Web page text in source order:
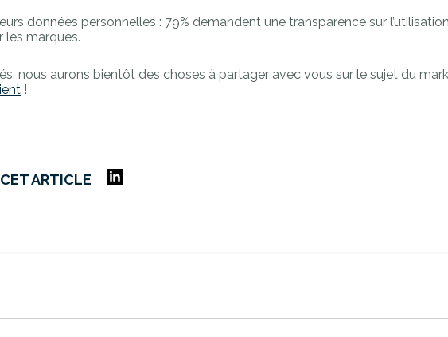
données personnelles : 79% demandent une transparence sur
les marques.
nous aurons bientôt des choses à partager avec vous sur le sujet du
!
ARTICLE